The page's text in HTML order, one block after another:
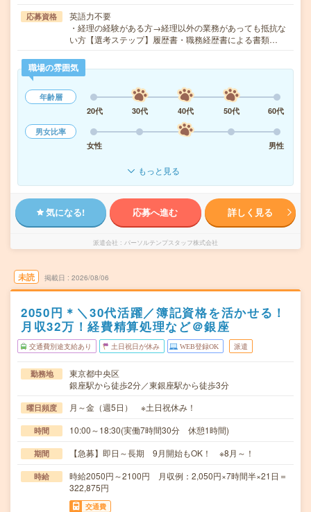
応募資格
英語力不要
・経理の経験がある方→経理以外の業務があっても抵抗な
い方【選考ステップ】履歴書・職務経歴書による書類…
職場の雰囲気
年齢層
20代
30代 40代 50代
60代
男女比率
女性
男性
もっと見る
気になる! 応募へ進む 詳しく見る
派遣会社 パーソルテンプスタッフ株式会社
未読 掲載日 2026/08/06
2050円＊＼30代活躍／簿記資格を活かせる！
月収32万！経費精算処理など＠銀座
交通費別途支給あり 土日祝日が休み WEB登録OK 派遣
勤務地
東京都中央区
銀座駅から徒歩2分／東銀座駅から徒歩3分
曜日頻度 月～金（週5日） ※土日祝休み！
時間 10:00～18:30(実働7時間30分 休憩1時間)
期間 【急募】即日～長期 9月開始もOK！ ※8月～！
時給
時給2050円～2100円 月収例：2,050円×7時間半×21日＝
322,875円
交通費